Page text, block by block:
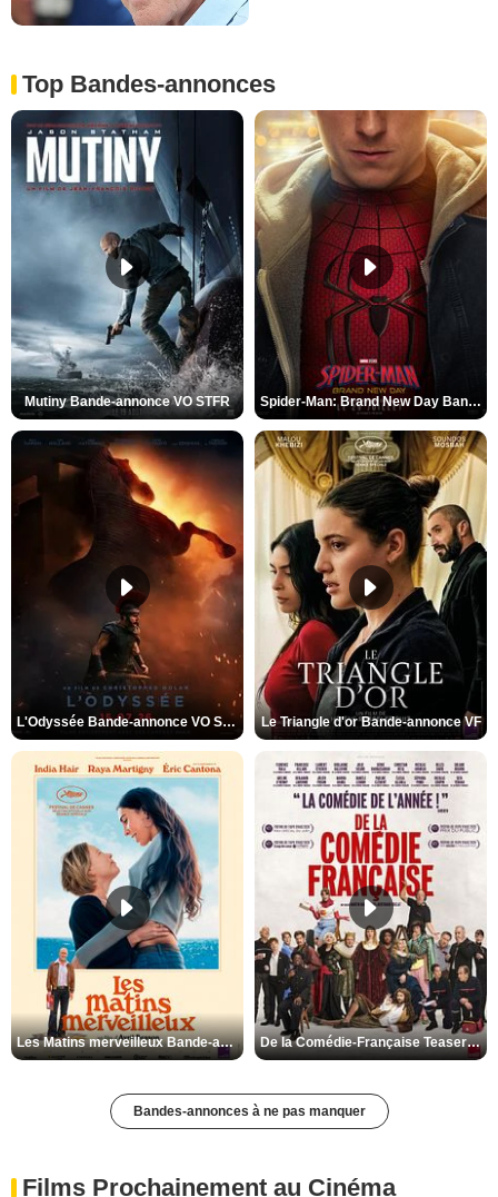
Top Bandes-annonces
Mutiny Bande-annonce VO STFR Spider-Man: Brand New Day Bande-annonce VO STFR
L'Odyssée Bande-annonce VO STFR Le Triangle d'or Bande-annonce VF
Les Matins merveilleux Bande-annonce VF De la Comédie-Française Teaser VF
Bandes-annonces à ne pas manquer
Films Prochainement au Cinéma